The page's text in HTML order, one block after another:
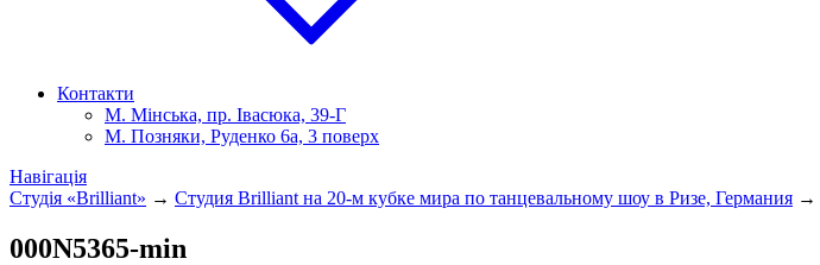
Контакти
М. Мінська, пр. Івасюка, 39-Г
М. Позняки, Руденко 6а, 3 поверх
Навігація
Студія «Brilliant» → Студия Brilliant на 20-м кубке мира по танцевальному шоу в Ризе, Германия →
000N5365-min